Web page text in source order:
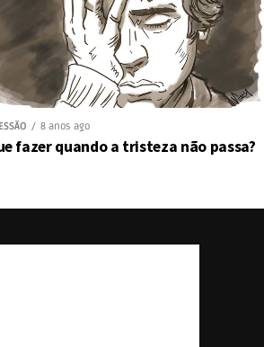
8 anos ago
fazer quando a tristeza não passa?